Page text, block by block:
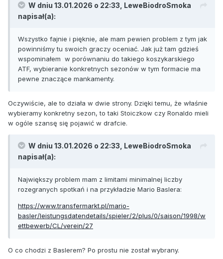
W dniu 13.01.2026 o 22:33, LeweBiodroSmoka
napisał(a):
Wszystko fajnie i pięknie, ale mam pewien problem z tym jak
powinniśmy tu swoich graczy oceniać. Jak już tam gdzieś
wspominałem w porównaniu do takiego koszykarskiego
ATF, wybieranie konkretnych sezonów w tym formacie ma
pewne znaczące mankamenty.
Oczywiście, ale to działa w dwie strony. Dzięki temu, że właśnie
wybieramy konkretny sezon, to taki Stoiczkow czy Ronaldo mieli
w ogóle szansę się pojawić w drafcie.
W dniu 13.01.2026 o 22:33, LeweBiodroSmoka
napisał(a):
Największy problem mam z limitami minimalnej liczby
rozegranych spotkań i na przykładzie Mario Baslera:
https://www.transfermarkt.pl/mario-
basler/leistungsdatendetails/spieler/2/plus/0/saison/1998/w
ettbewerb/CL/verein/27
O co chodzi z Baslerem? Po prostu nie został wybrany.